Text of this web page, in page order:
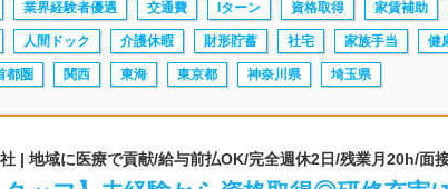
業界経験者優遇 交通費 Iターン 資格取得 家賃補助
人間ドック 介護休暇 財形貯蓄 社宅 家族手当 健
都圏 関西 東海 東京都 神奈川県 埼玉県
| 地域に医療で貢献/給与前払OK/完全週休2日/残業月20h/面